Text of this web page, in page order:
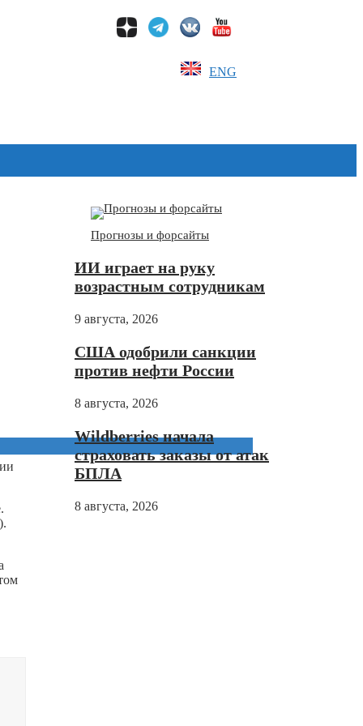
ENG
).
Прогнозы и форсайты
ИИ играет на руку
возрастным сотрудникам
9 августа, 2026
США одобрили санкции
против нефти России
8 августа, 2026
Wildberries начала
страховать заказы от атак
БПЛА
8 августа, 2026